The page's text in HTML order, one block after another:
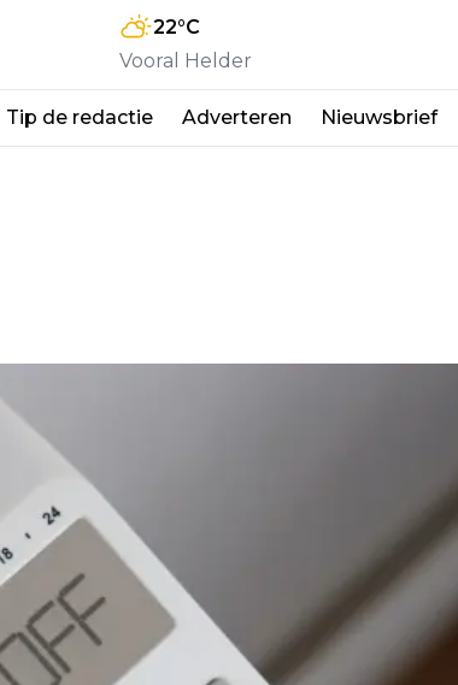
22°C
Vooral Helder
Tip de redactie Adverteren Nieuwsbrief